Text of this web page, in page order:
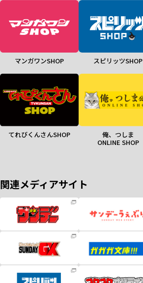
マンガワンSHOP スピリッツSHOP
てれびくんさんSHOP
俺、つしま
ONLINE SHOP
関連メディアサイト